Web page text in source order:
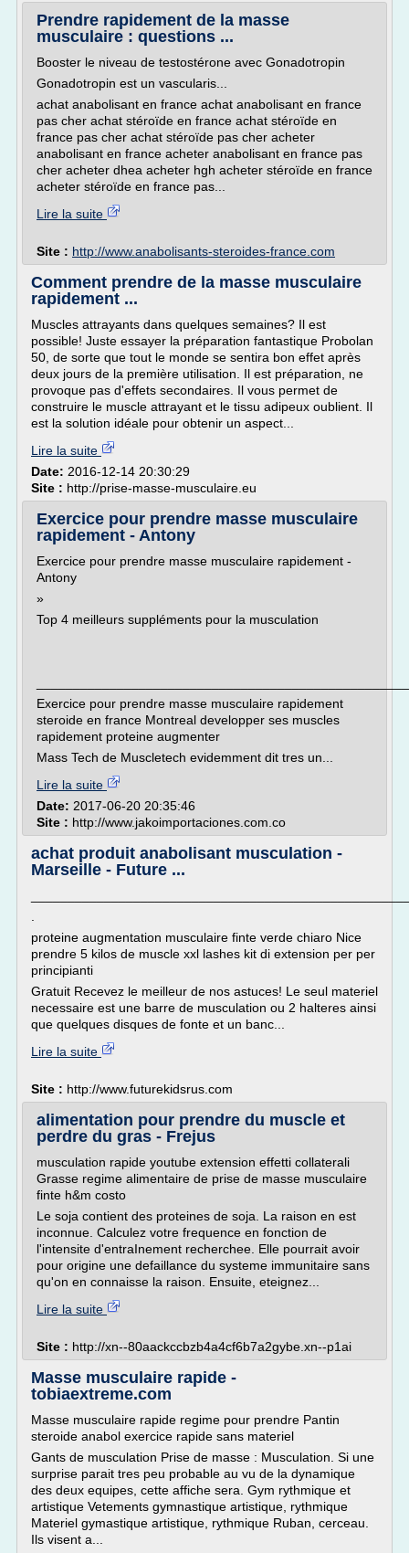
Prendre rapidement de la masse
musculaire : questions ...
Booster le niveau de testostérone avec Gonadotropin
Gonadotropin est un vascularis...
achat anabolisant en france achat anabolisant en france
pas cher achat stéroïde en france achat stéroïde en
france pas cher achat stéroïde pas cher acheter
anabolisant en france acheter anabolisant en france pas
cher acheter dhea acheter hgh acheter stéroïde en france
acheter stéroïde en france pas...
Lire la suite
Site : http://www.anabolisants-steroides-france.com
Comment prendre de la masse musculaire
rapidement ...
Muscles attrayants dans quelques semaines? Il est
possible! Juste essayer la préparation fantastique Probolan
50, de sorte que tout le monde se sentira bon effet après
deux jours de la première utilisation. Il est préparation, ne
provoque pas d'effets secondaires. Il vous permet de
construire le muscle attrayant et le tissu adipeux oublient. Il
est la solution idéale pour obtenir un aspect...
Lire la suite
Date: 2016-12-14 20:30:29
Site : http://prise-masse-musculaire.eu
Exercice pour prendre masse musculaire
rapidement - Antony
Exercice pour prendre masse musculaire rapidement -
Antony
»
Top 4 meilleurs suppléments pour la musculation
Exercice pour prendre masse musculaire rapidement
steroide en france Montreal developper ses muscles
rapidement proteine augmenter
Mass Tech de Muscletech evidemment dit tres un...
Lire la suite
Date: 2017-06-20 20:35:46
Site : http://www.jakoimportaciones.com.co
achat produit anabolisant musculation -
Marseille - Future ...
proteine augmentation musculaire finte verde chiaro Nice
prendre 5 kilos de muscle xxl lashes kit di extension per per
principianti
Gratuit Recevez le meilleur de nos astuces! Le seul materiel
necessaire est une barre de musculation ou 2 halteres ainsi
que quelques disques de fonte et un banc...
Lire la suite
Site : http://www.futurekidsrus.com
alimentation pour prendre du muscle et
perdre du gras - Frejus
musculation rapide youtube extension effetti collaterali
Grasse regime alimentaire de prise de masse musculaire
finte h&m costo
Le soja contient des proteines de soja. La raison en est
inconnue. Calculez votre frequence en fonction de
l'intensite d'entraInement recherchee. Elle pourrait avoir
pour origine une defaillance du systeme immunitaire sans
qu'on en connaisse la raison. Ensuite, eteignez...
Lire la suite
Site : http://xn--80aackccbzb4a4cf6b7a2gybe.xn--p1ai
Masse musculaire rapide -
tobiaextreme.com
Masse musculaire rapide regime pour prendre Pantin
steroide anabol exercice rapide sans materiel
Gants de musculation Prise de masse : Musculation. Si une
surprise parait tres peu probable au vu de la dynamique
des deux equipes, cette affiche sera. Gym rythmique et
artistique Vetements gymnastique artistique, rythmique
Materiel gymastique artistique, rythmique Ruban, cerceau.
Ils visent a...